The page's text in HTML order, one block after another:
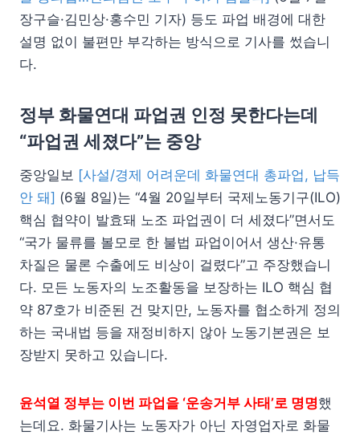
장구슬·김민상·홍수민 기자) 등도 파업 배경에 대한
설명 없이 불편만 부각하는 방식으로 기사를 썼습니
다.
정부 화물연대 파업권 인정 못한다는데
“파업권 세졌다”는 중앙
중앙일보 [사설/경제 어려운데 화물연대 총파업, 납득
안 돼] (6월 8일)는 “4월 20일부터 국제노동기구(ILO)
핵심 협약이 발효돼 노조 파업권이 더 세졌다”면서도
“국가 물류를 볼모로 한 불법 파업이어서 생산·유통
차질은 물론 수출에도 비상이 걸렸다”고 주장했습니
다. 모든 노동자의 노조활동을 보장하는 ILO 핵심 협
약 87호가 비준된 건 맞지만, 노동자를 협소하게 정의
하는 국내법 등을 재정비하지 않아 노동기본권은 보
장받지 못하고 있습니다.
윤석열 정부는 이번 파업을 ‘운송거부 사태’로 명명했
는데요. 화물기사는 노동자가 아닌 자영업자로 화물